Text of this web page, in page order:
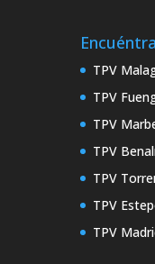
TPV
TPV
TPV
TPV
TPV
TPV
TPV